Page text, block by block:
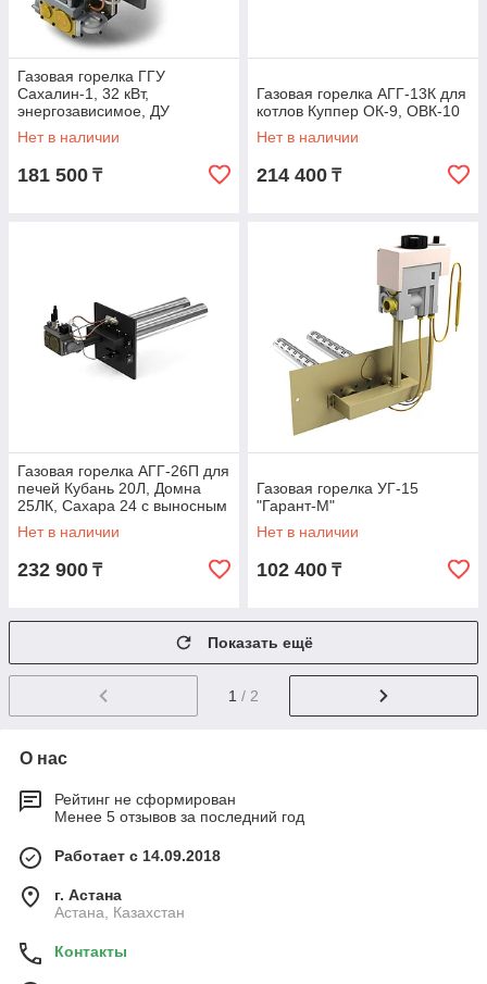
Газовая горелка ГГУ
Сахалин-1, 32 кВт,
энергозависимое, ДУ
Нет в наличии
181 500 ₸
Газовая горелка АГГ-13К для
котлов Куппер ОК-9, ОВК-10
Нет в наличии
214 400 ₸
Газовая горелка АГГ-26П для
печей Кубань 20Л, Домна
25ЛК, Сахара 24 с выносным
топливным каналом
Нет в наличии
232 900 ₸
Газовая горелка УГ-15
"Гарант-М"
Нет в наличии
102 400 ₸
Показать ещё
1 / 2
О нас
Рейтинг не сформирован
Менее 5 отзывов за последний год
Работает с 14.09.2018
г. Астана
Астана, Казахстан
Контакты